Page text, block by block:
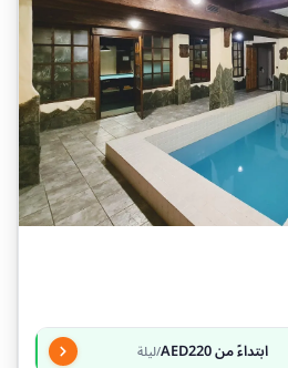
ابتداءً من AED220 /ليلة